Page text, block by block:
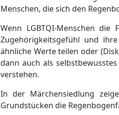
Menschen, die sich den
Wenn LGBTQI-Menschen die
Zugehörigkeitsgefühl und ihre
ähnliche Werte teilen oder
dann auch als
verstehen.
In der Märchensiedlung
Grundstücken die